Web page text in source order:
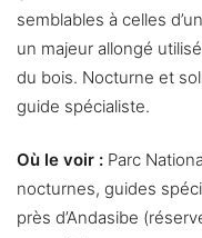
semblables à celles
un majeur allongé
du bois. Nocturne et
guide spécialiste.
Où le voir : Parc
nocturnes, guides
près d’Andasibe